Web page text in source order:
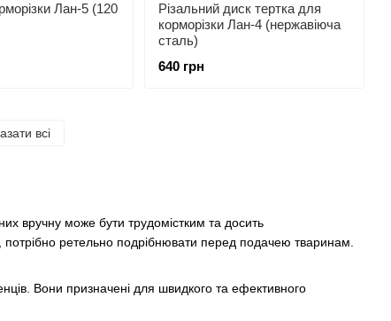
вручну може бути трудомістким та досить
потрібно ретельно подрібнювати перед подачею тваринам.
Вони призначені для швидкого та ефективного
Лан-5 (120
Різальний диск тертка для
корморізки Лан-4 (нержавіюча
сталь)
640 грн
всі